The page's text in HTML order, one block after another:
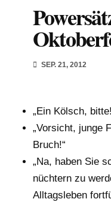
SEP. 21, 2012
„Ein Kölsch,
„Vorsicht, junge
Bruch!“
„Na, haben Sie
nüchtern zu
Alltagsleben